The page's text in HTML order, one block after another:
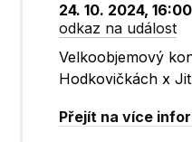
24. 10. 2024,
odkaz na událost
Velkoobjemový
Hodkovičkách x
Přejít na více